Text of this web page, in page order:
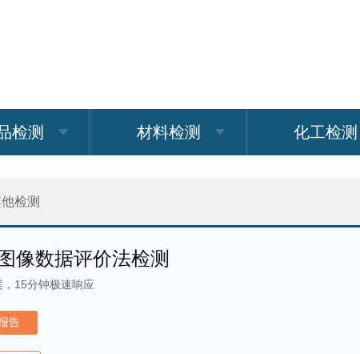
检测 材料检测 化工检测
检测
像数据评价法检测
15分钟极速响应
告